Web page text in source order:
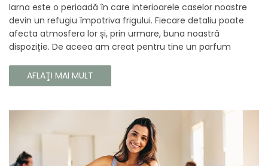
Iarna este o perioadă în care interioarele caselor noastre
devin un refugiu împotriva frigului. Fiecare detaliu poate
afecta atmosfera lor și, prin urmare, buna noastră
dispoziție. De aceea am creat pentru tine un parfum
fiecare colț al casei tale cu căldura și magia aromelor de
iarnă. Noua noastră compoziție combină notele picante și
interiorul casei tale. Te va face să vrei ca momentele
trecătoare ale iernii să dureze mai mult timp.
AFLAŢI MAI MULT